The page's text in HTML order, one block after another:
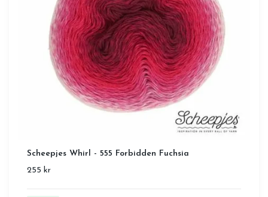
Scheepjes Whirl - 555 Forbidden Fuchsia
255 kr